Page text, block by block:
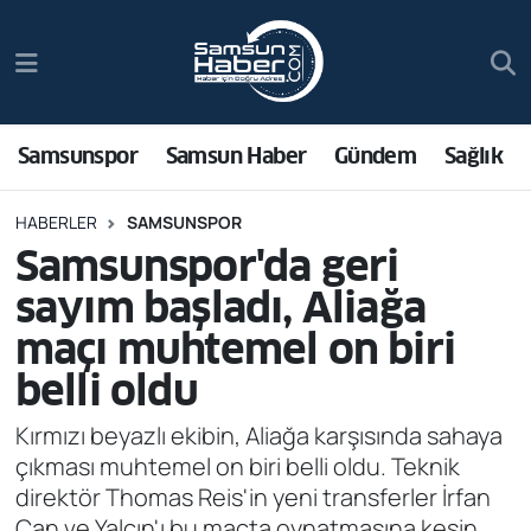
Samsunspor Samsun Haber Gündem Sağlık
HABERLER SAMSUNSPOR
Samsunspor'da geri
sayım başladı, Aliağa
maçı muhtemel on biri
belli oldu
Kırmızı beyazlı ekibin, Aliağa karşısında sahaya
çıkması muhtemel on biri belli oldu. Teknik
direktör Thomas Reis'in yeni transferler İrfan
Samsun Haber
Sağlık
Asayiş
Bilim ve Teknoloji
Bölge
Dünya
Ekonomi
Trafik Durumu
Süper Lig Puan Durumu ve Fikstür
Tüm Manşetler
Son Dakika Haberleri
Haber Arşivi